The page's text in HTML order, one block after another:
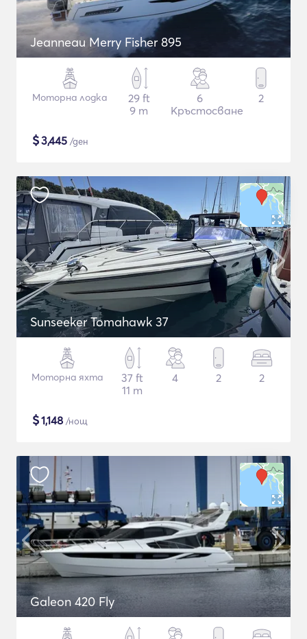
Jeanneau Merry Fisher 895
Моторна лодка
29 ft
9 m
6
Кръстосване
2
$3,445 /ден
Sunseeker Tomahawk 37
Моторна яхта
37 ft
11 m
4 2 2
$1,148 /нощ
Galeon 420 Fly